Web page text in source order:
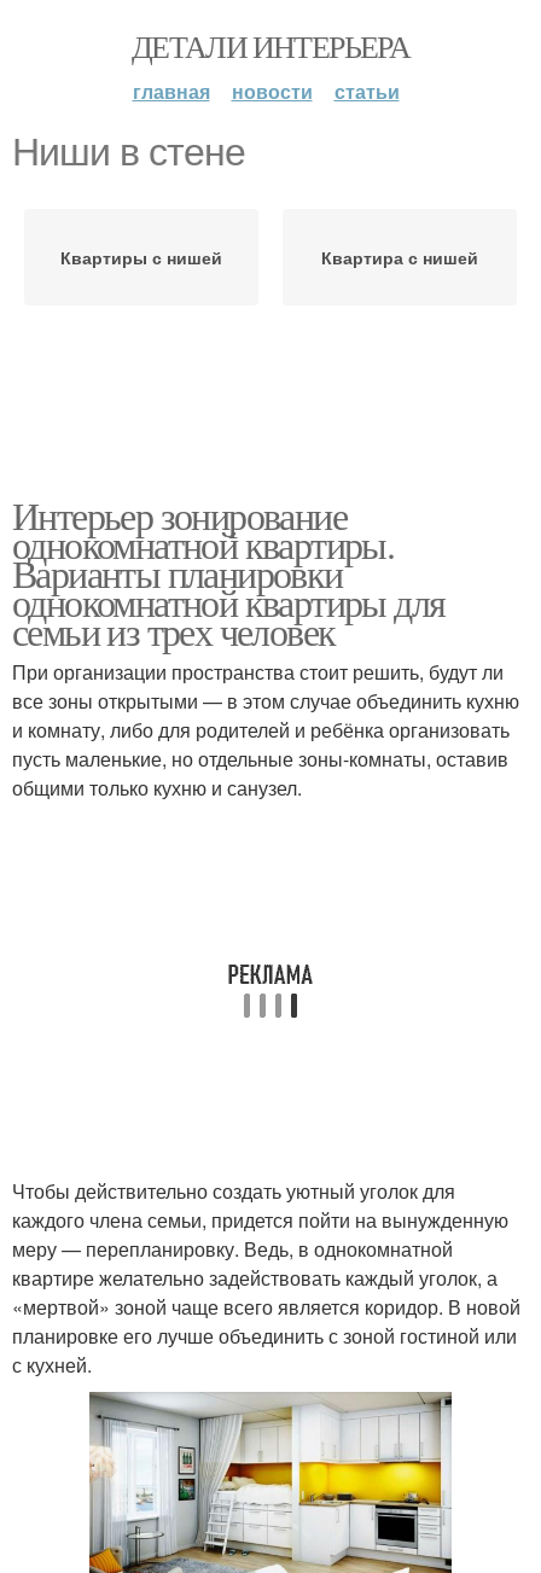
ДЕТАЛИ ИНТЕРЬЕРА
главная новости статьи
Ниши в стене
Квартиры с нишей Квартира с нишей
Интерьер зонирование
однокомнатной квартиры.
Варианты планировки
однокомнатной квартиры для
семьи из трех человек
При организации пространства стоит решить, будут ли
все зоны открытыми — в этом случае объединить кухню
и комнату, либо для родителей и ребёнка организовать
пусть маленькие, но отдельные зоны-комнаты, оставив
общими только кухню и санузел.
Чтобы действительно создать уютный уголок для
каждого члена семьи, придется пойти на вынужденную
меру — перепланировку. Ведь, в однокомнатной
квартире желательно задействовать каждый уголок, а
«мертвой» зоной чаще всего является коридор. В новой
планировке его лучше объединить с зоной гостиной или
с кухней.